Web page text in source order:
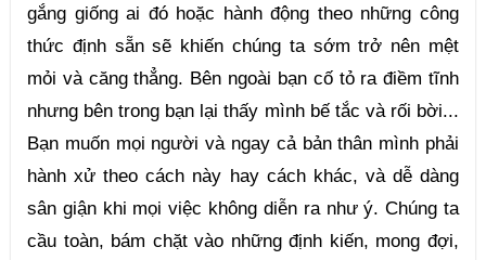
gắng giống ai đó hoặc hành động theo những công
thức định sẵn sẽ khiến chúng ta sớm trở nên mệt
mỏi và căng thẳng. Bên ngoài bạn cố tỏ ra điềm tĩnh
nhưng bên trong bạn lại thấy mình bế tắc và rối bời...
Bạn muốn mọi người và ngay cả bản thân mình phải
hành xử theo cách này hay cách khác, và dễ dàng
sân giận khi mọi việc không diễn ra như ý. Chúng ta
cầu toàn, bám chặt vào những định kiến, mong đợi,